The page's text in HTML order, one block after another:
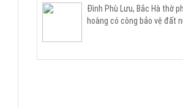
Đình Phù Lưu, Bắc Hà thờ
hoàng có công bảo vệ đất